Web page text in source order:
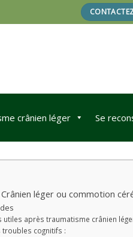
crânien léger Se
léger ou commotion
après traumatisme crânien
troubles cognitifs :